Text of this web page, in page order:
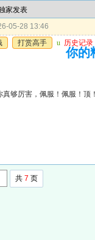
家发表
05-28 13:46
打赏高手 u 历史记录
你的
真够厉害，佩服！佩服！顶
共 7 页